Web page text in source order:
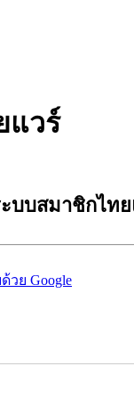
แวร์
ะบบสมาชิกไท
วย Google